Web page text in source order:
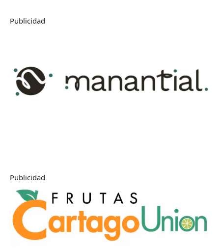
Publicidad
Publicidad